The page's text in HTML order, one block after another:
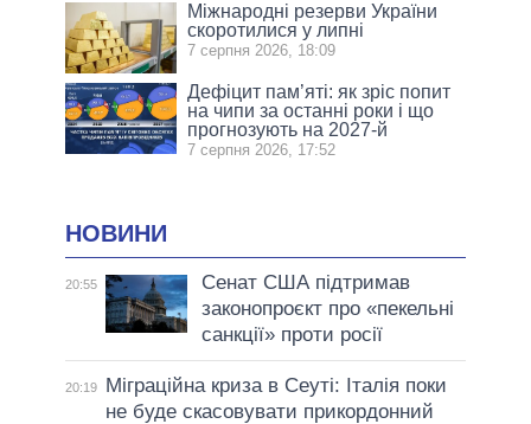
Міжнародні резерви України
скоротилися у липні
7 серпня 2026, 18:09
Дефіцит пам’яті: як зріс попит
на чипи за останні роки і що
прогнозують на 2027-й
7 серпня 2026, 17:52
НОВИНИ
20:55
Сенат США підтримав
законопроєкт про «пекельні
санкції» проти росії
20:19
Міграційна криза в Сеуті: Італія поки
не буде скасовувати прикордонний